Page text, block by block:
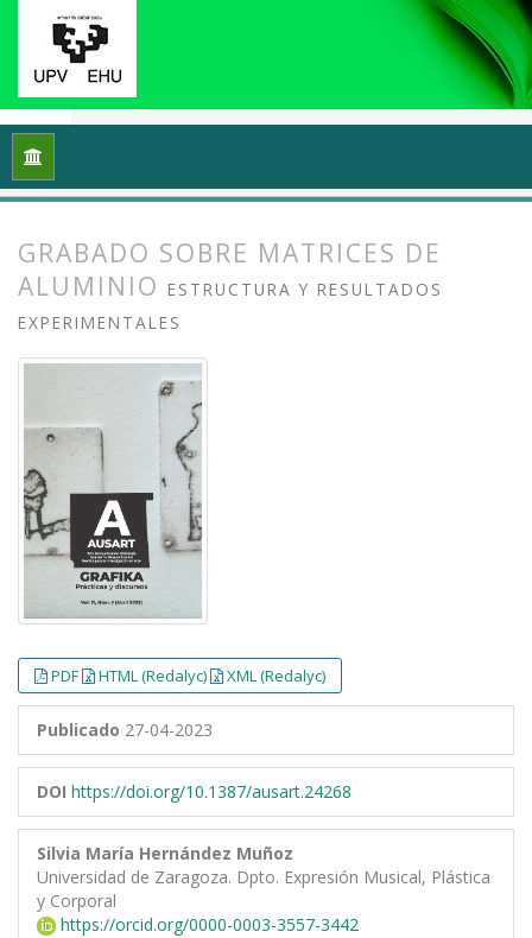
Inicio
GRABADO SOBRE MATRICES DE
ALUMINIO ESTRUCTURA Y RESULTADOS
EXPERIMENTALES
PDF HTML (Redalyc) XML (Redalyc)
Publicado 27-04-2023
DOI https://doi.org/10.1387/ausart.24268
Silvia María Hernández Muñoz
Universidad de Zaragoza. Dpto. Expresión Musical, Plástica
y Corporal
https://orcid.org/0000-0003-3557-3442